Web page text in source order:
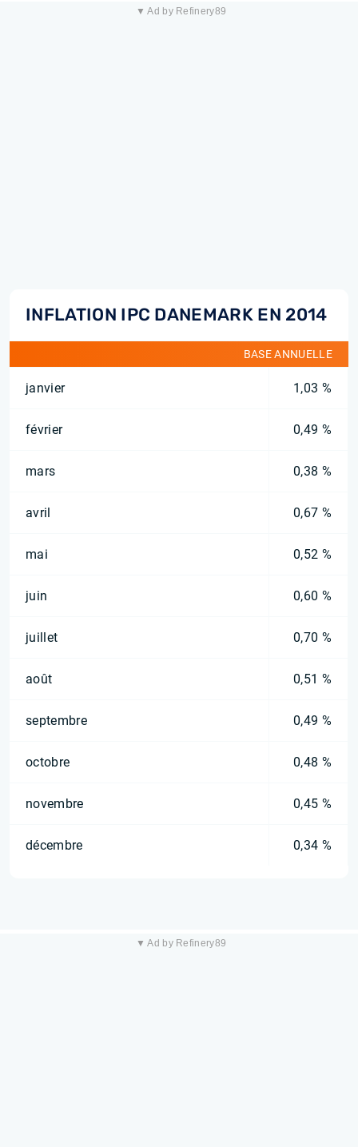
▼ Ad by Refinery89
INFLATION IPC DANEMARK EN 2014
BASE ANNUELLE
janvier 1,03 %
février 0,49 %
mars 0,38 %
avril 0,67 %
mai 0,52 %
juin 0,60 %
juillet 0,70 %
août 0,51 %
septembre 0,49 %
octobre 0,48 %
novembre 0,45 %
décembre 0,34 %
▼ Ad by Refinery89